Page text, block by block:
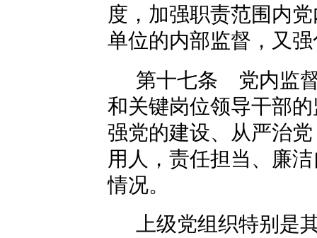
度，加强职责范围内
单位的内部监督，又
第十七条 党内监
和关键岗位领导干部
强党的建设、从严治
用人，责任担当、廉
情况。
上级党组织特别是